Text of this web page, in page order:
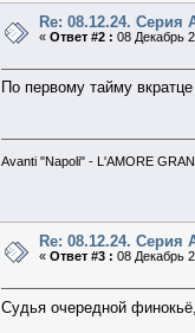
Re: 08.12.24. Серия
«Ответ #2 : 08 Декабрь
По первому тайму
Avanti "Napoli" - L'AMORE
Re: 08.12.24. Серия
«Ответ #3 : 08 Декабрь
Судья очередной